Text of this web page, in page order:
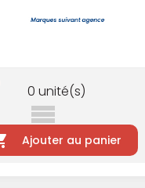
0 unité(s)
Ajouter au panier